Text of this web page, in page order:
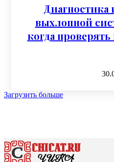
выхлопной
когда
Загрузить больше